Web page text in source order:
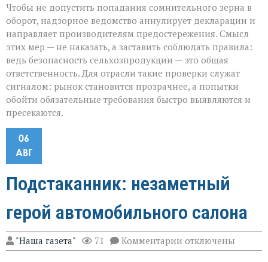
Чтобы не допустить попадания сомнительного зерна в
оборот, надзорное ведомство аннулирует декларации и
направляет производителям предостережения. Смысл
этих мер — не наказать, а заставить соблюдать правила:
ведь безопасность сельхозпродукции — это общая
ответственность. Для отрасли такие проверки служат
сигналом: рынок становится прозрачнее, а попытки
обойти обязательные требования быстро выявляются и
пресекаются.
06
АВГ
Подстаканник: незаметный
герой автомобильного салона
"Наша газета" 71 Комментарии к
записи
отключены